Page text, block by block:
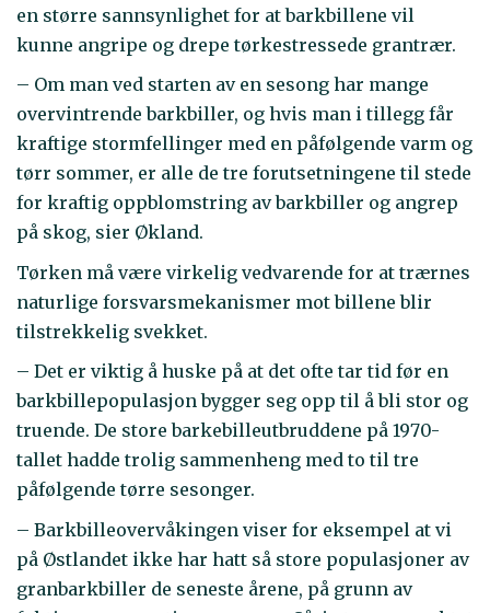
en større sannsynlighet for at barkbillene vil
kunne angripe og drepe tørkestressede grantrær.
– Om man ved starten av en sesong har mange
overvintrende barkbiller, og hvis man i tillegg får
kraftige stormfellinger med en påfølgende varm og
tørr sommer, er alle de tre forutsetningene til stede
for kraftig oppblomstring av barkbiller og angrep
på skog, sier Økland.
Tørken må være virkelig vedvarende for at trærnes
naturlige forsvarsmekanismer mot billene blir
tilstrekkelig svekket.
– Det er viktig å huske på at det ofte tar tid før en
barkbillepopulasjon bygger seg opp til å bli stor og
truende. De store barkebilleutbruddene på 1970-
tallet hadde trolig sammenheng med to til tre
påfølgende tørre sesonger.
– Barkbilleovervåkingen viser for eksempel at vi
på Østlandet ikke har hatt så store populasjoner av
granbarkbiller de seneste årene, på grunn av